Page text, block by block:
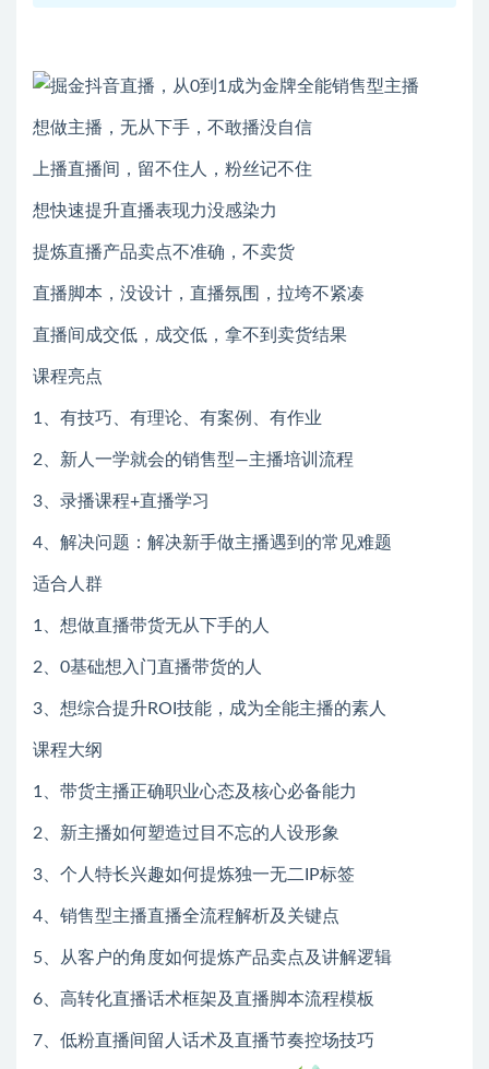
想做主播，无从下手，不敢播没自信
上播直播间，留不住人，粉丝记不住
想快速提升直播表现力没感染力
提炼直播产品卖点不准确，不卖货
直播脚本，没设计，直播氛围，拉垮不紧凑
直播间成交低，成交低，拿不到卖货结果
课程亮点
1、有技巧、有理论、有案例、有作业
2、新人一学就会的销售型—主播培训流程
3、录播课程+直播学习
4、解决问题：解决新手做主播遇到的常见难题
适合人群
1、想做直播带货无从下手的人
2、0基础想入门直播带货的人
3、想综合提升ROI技能，成为全能主播的素人
课程大纲
1、带货主播正确职业心态及核心必备能力
2、新主播如何塑造过目不忘的人设形象
3、个人特长兴趣如何提炼独一无二IP标签
4、销售型主播直播全流程解析及关键点
5、从客户的角度如何提炼产品卖点及讲解逻辑
6、高转化直播话术框架及直播脚本流程模板
7、低粉直播间留人话术及直播节奏控场技巧